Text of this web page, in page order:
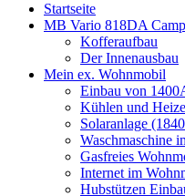
Startseite
MB Vario 818DA
Kofferaufbau
Der Innenausbau
Mein ex. Wohnmobil
Einbau von
Kühlen und
Solaranlage
Waschmaschine
Gasfreies
Internet im
Hubstützen